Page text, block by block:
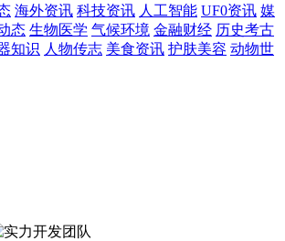
海外资讯 科技资讯 人工智能 UF0资讯 媒
态 生物医学 气候环境 金融财经 历史考古
知识 人物传志 美食资讯 护肤美容 动物世